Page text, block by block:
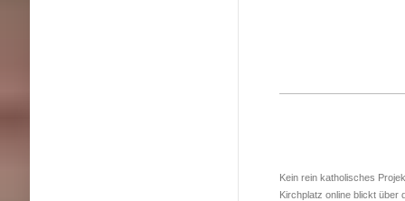
Kein rein katholisches
Kirchplatz online blickt über